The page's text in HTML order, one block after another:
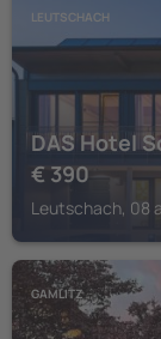
LEUTSCHACH
DAS Hotel
€ 390
Leutschach, 08
GAMLITZ